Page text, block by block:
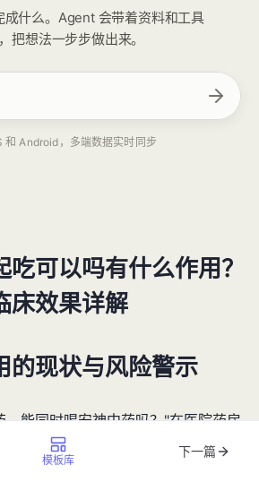
成什么。Agent 会带着资料和工具
把想法一步步做出来。
和 Android，多端数据实时同步
吃可以吗有什么作用？
床效果详解
的现状与风险警示
，能同时喝安神中药吗？"在医院药房
都在发生。据国家药监局2024年发
测年度报告》显示，
中药西药一起吃
模板库
下一篇